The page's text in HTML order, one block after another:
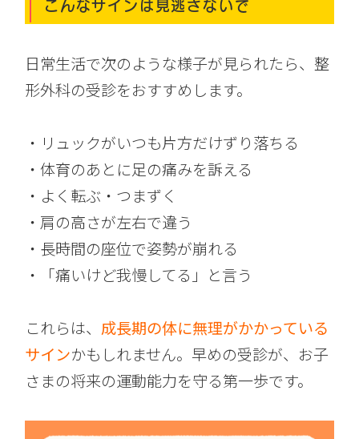
こんなサインは見逃さないで
日常生活で次のような様子が見られたら、整
形外科の受診をおすすめします。
・リュックがいつも片方だけずり落ちる
・体育のあとに足の痛みを訴える
・よく転ぶ・つまずく
・肩の高さが左右で違う
・長時間の座位で姿勢が崩れる
・「痛いけど我慢してる」と言う
これらは、 成長期の体に無理がかかっている
サインかもしれません。早めの受診が、お子
さまの将来の運動能力を守る第一歩です。